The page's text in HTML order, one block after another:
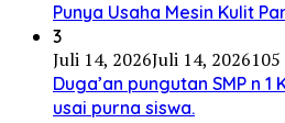
Punya Usaha Mesin Kulit
3
Juli 14, 2026Juli 14, 2026
Duga’an pungutan SMP n
usai purna siswa.